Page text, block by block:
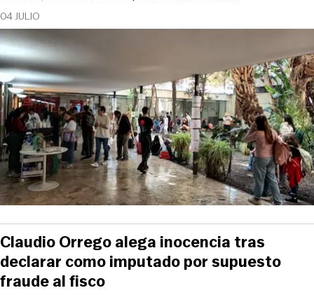
04 JULIO
Claudio Orrego alega inocencia tras
declarar como imputado por supuesto
fraude al fisco